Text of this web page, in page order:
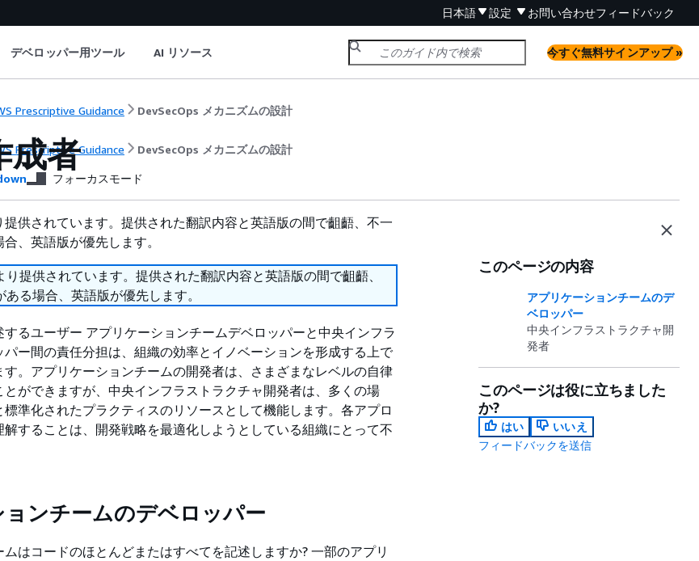
日本語 設定 お問い合わせフィードバック
デベロッパー用ツール AI リソース 今すぐ無料サインアップ »
Prescriptive Guidance DevSecOps メカニズムの設計
Prescriptive Guidance DevSecOps メカニズムの設計
成者
フォーカスモード
供されています。提供された翻訳内容と英語版の間で齟齬、不一
、英語版が優先します。
提供されています。提供された翻訳内容と英語版の間で齟齬、
る場合、英語版が優先します。
るユーザー アプリケーションチームデベロッパーと中央インフラ
ー間の責任分担は、組織の効率とイノベーションを形成する上で
。アプリケーションチームの開発者は、さまざまなレベルの自律
ができますが、中央インフラストラクチャ開発者は、多くの場
準化されたプラクティスのリソースとして機能します。各アプロ
することは、開発戦略を最適化しようとしている組織にとって不
ンチームのデベロッパー
はコードのほとんどまたはすべてを記述しますか? 一部のアプリ
このページの内容
アプリケーションチームのデ
ベロッパー
中央インフラストラクチャ開
発者
このページは役に立ちました
か?
はい
いいえ
フィードバックを送信